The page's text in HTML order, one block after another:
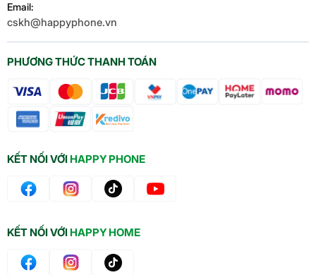
PHƯƠNG THỨC THANH TOÁN
KẾT NỐI VỚIHAPPY PHONE
Email:
cskh@happyphone.vn
KẾT NỐI VỚIHAPPY HOME